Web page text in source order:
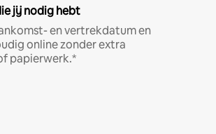
jij nodig hebt
en vertrekdatum en
online zonder extra
papierwerk.*